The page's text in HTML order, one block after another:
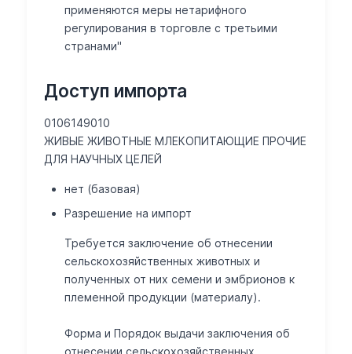
применяются меры нетарифного
регулирования в торговле с третьими
странами"
Доступ импорта
0106149010
ЖИВЫЕ ЖИВОТНЫЕ МЛЕКОПИТАЮЩИЕ ПРОЧИЕ
ДЛЯ НАУЧНЫХ ЦЕЛЕЙ
нет (базовая)
Разрешение на импорт
Требуется заключение об отнесении
сельскохозяйственных животных и
полученных от них семени и эмбрионов к
племенной продукции (материалу).
Форма и Порядок выдачи заключения об
отнесении сельскохозяйственных